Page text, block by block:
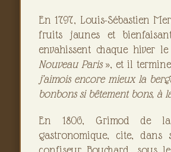
En 1797, Louis-Sébastien
fruits jaunes et
envahissent chaque hiver
Nouveau Paris», et il
j’aimois encore mieux la
bonbons si bêtement bons, à
En 1806, Grimod de
gastronomique, cite, dans